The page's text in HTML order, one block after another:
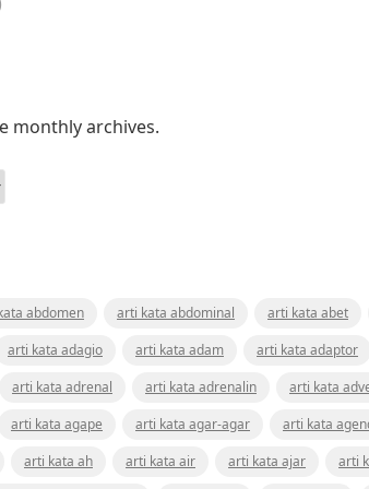
monthly archives.
abdomen arti kata abdominal arti kata abet
arti kata adagio arti kata adam arti kata adaptor
arti kata adrenal arti kata adrenalin arti kata
arti kata agape arti kata agar-agar arti kata
arti kata ah arti kata air arti kata ajar arti